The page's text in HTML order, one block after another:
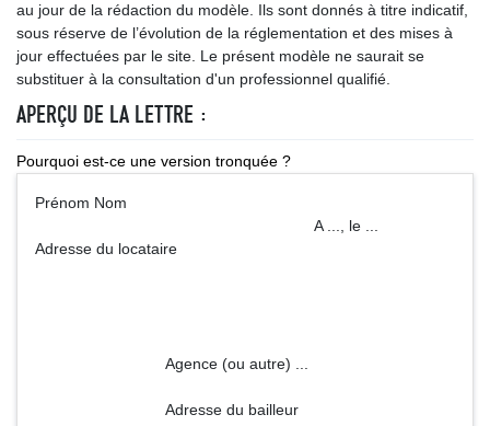
au jour de la rédaction du modèle. Ils sont donnés à titre indicatif,
sous réserve de l’évolution de la réglementation et des mises à
jour effectuées par le site. Le présent modèle ne saurait se
substituer à la consultation d'un professionnel qualifié.
APERÇU DE LA LETTRE :
Pourquoi est-ce une version tronquée ?
Prénom Nom
A ..., le ...
Adresse du locataire
Agence (ou autre) ...
Adresse du bailleur